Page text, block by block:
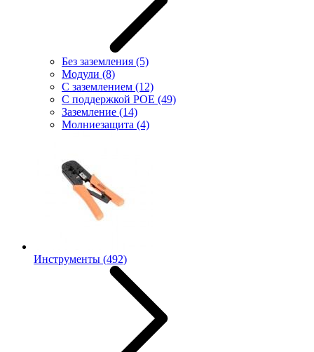
Без заземления (5)
Модули (8)
С заземлением (12)
С поддержкой POE (49)
Заземление (14)
Молниезащита (4)
Инструменты (492)